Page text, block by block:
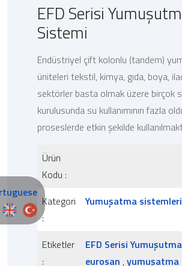
EFD Serisi
Sistemi
Endüstriyel çift kolonlu (tandem)
üniteleri tekstil, kimya, gıda, boya,
sektörler basta olmak üzere birçok
kurulusunda su kullanımının fazla
proseslerde etkin şekilde
Ürün
Kodu :
Kategori
:
Yumuşatma sistemleri
Etiketler
:
EFD Serisi
eurosan ,yumuşatma